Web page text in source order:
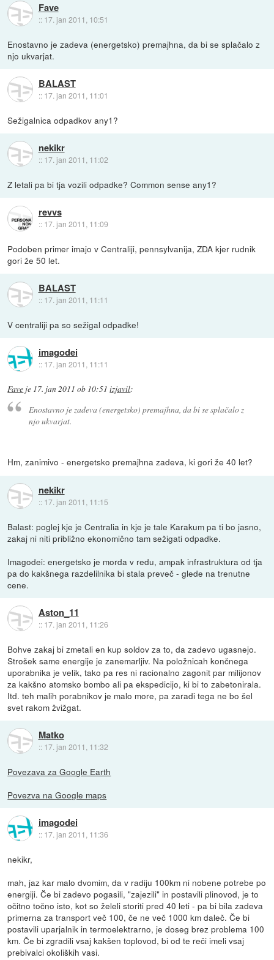
Fave
:: 17. jan 2011, 10:51
Enostavno je zadeva (energetsko) premajhna, da bi se splačalo z
njo ukvarjat.
BALAST
:: 17. jan 2011, 11:01
Sežigalnica odpadkov any1?
nekikr
:: 17. jan 2011, 11:02
Z letali pa bi tja vozili odpadke? Common sense any1?
revvs
:: 17. jan 2011, 11:09
Podoben primer imajo v Centraliji, pennsylvanija, ZDA kjer rudnik
gori že 50 let.
BALAST
:: 17. jan 2011, 11:11
V centraliji pa so sežigal odpadke!
imagodei
:: 17. jan 2011, 11:11
Fave je 17. jan 2011 ob 10:51 izjavil:
Enostavno je zadeva (energetsko) premajhna, da bi se splačalo z
njo ukvarjat.
Hm, zanimivo - energetsko premajhna zadeva, ki gori že 40 let?
nekikr
:: 17. jan 2011, 11:15
Balast: poglej kje je Centralia in kje je tale Karakum pa ti bo jasno,
zakaj ni niti približno ekonomično tam sežigati odpadke.
Imagodei: energetsko je morda v redu, ampak infrastruktura od tja
pa do kakšnega razdelilnika bi stala preveč - glede na trenutne
cene.
Aston_11
:: 17. jan 2011, 11:26
Bohve zakaj bi zmetali en kup soldov za to, da zadevo ugasnejo.
Strošek same energije je zanemarljiv. Na položnicah končnega
uporabnika je velik, tako pa res ni racionalno zagonit par milijonov
za kakšno atomsko bombo ali pa ekspedicijo, ki bi to zabetonirala.
Itd. teh malih porabnikov je malo more, pa zaradi tega ne bo šel
svet rakom žvižgat.
Matko
:: 17. jan 2011, 11:32
Povezava za Google Earth
Povezva na Google maps
imagodei
:: 17. jan 2011, 11:36
nekikr,
mah, jaz kar malo dvomim, da v radiju 100km ni nobene potrebe po
energiji. Če bi zadevo pogasili, "zajezili" in postavili plinovod, je to
očitno točno isto, kot so želeli storiti pred 40 leti - pa bi bila zadeva
primerna za transport več 100, če ne več 1000 km daleč. Če bi
postavili uparjalnik in termoelektrarno, je doseg brez problema 100
km. Če bi zgradili vsaj kakšen toplovod, bi od te reči imeli vsaj
prebivalci okoliških vasi.